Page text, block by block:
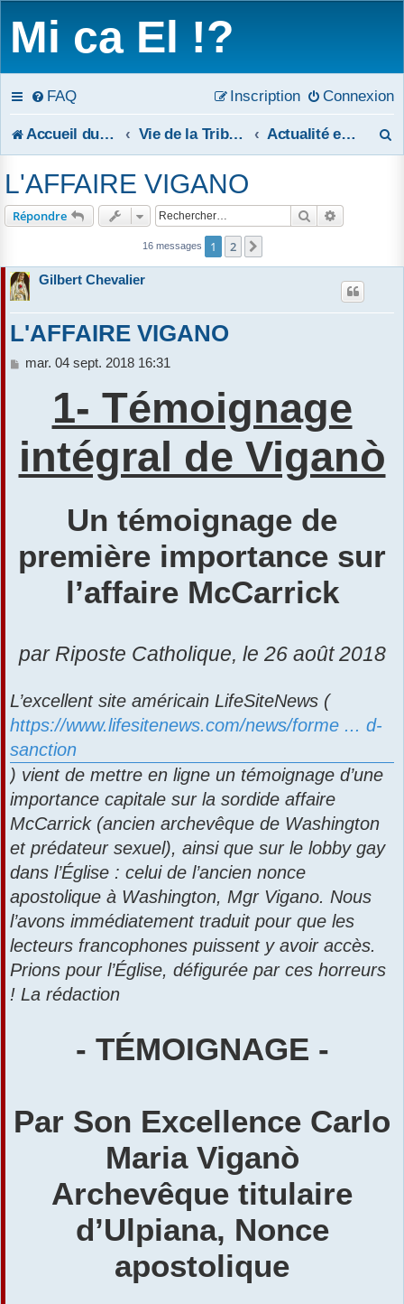
Mi ca El !?
FAQ Connexion
Inscription
Accueil du forum Vie de la Tribune Actualité et thèmes secondaires
e
L'AFFAIRE VIGANO
Répondre Rechercher
16 messages 1 2
Gilbert Chevalier
L'AFFAIRE VIGANO
M
g
mar. 04 sept. 2018 16:31
1- Témoignage
intégral de Viganò
Un témoignage de
première importance sur
l’affaire McCarrick
par Riposte Catholique, le 26 août 2018
L’excellent site américain LifeSiteNews (
https://www.lifesitenews.com/news/forme ... d-
sanction
) vient de mettre en ligne un témoignage d’une
importance capitale sur la sordide affaire
McCarrick (ancien archevêque de Washington
et prédateur sexuel), ainsi que sur le lobby gay
dans l’Église : celui de l’ancien nonce
apostolique à Washington, Mgr Vigano. Nous
l’avons immédiatement traduit pour que les
lecteurs francophones puissent y avoir accès.
Prions pour l’Église, défigurée par ces horreurs
! La rédaction
- TÉMOIGNAGE -
Par Son Excellence Carlo
Maria Viganò
Archevêque titulaire
d’Ulpiana, Nonce
apostolique